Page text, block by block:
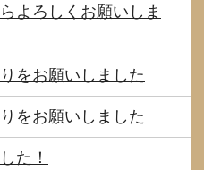
よろしくお願いしま
をお願いしました
をお願いしました
た！